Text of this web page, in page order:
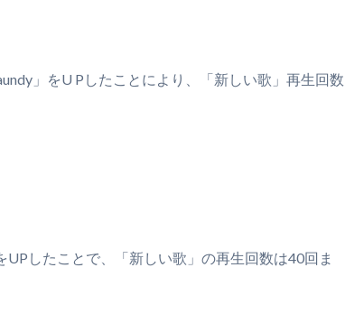
」をU Pしたことにより、「新しい歌」再生回数
UPしたことで、「新しい歌」の再生回数は40回ま